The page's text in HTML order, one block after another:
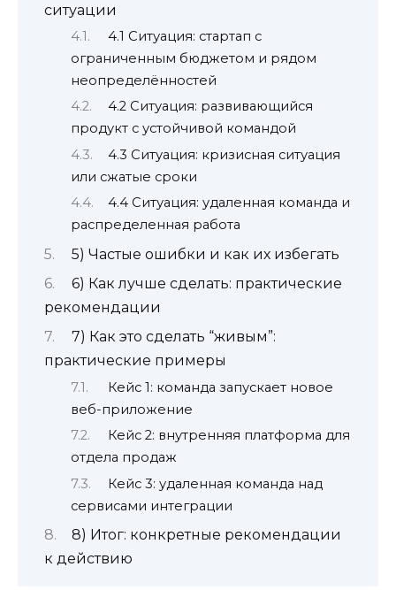
ситуации
4.1 Ситуация: стартап с
ограниченным бюджетом и рядом
неопределённостей
4.2 Ситуация: развивающийся
продукт с устойчивой командой
4.3 Ситуация: кризисная ситуация
или сжатые сроки
4.4 Ситуация: удаленная команда и
распределенная работа
5) Частые ошибки и как их избегать
6) Как лучше сделать: практические
рекомендации
7) Как это сделать “живым”:
практические примеры
Кейс 1: команда запускает новое
веб-приложение
Кейс 2: внутренняя платформа для
отдела продаж
Кейс 3: удаленная команда над
сервисами интеграции
8) Итог: конкретные рекомендации
к действию